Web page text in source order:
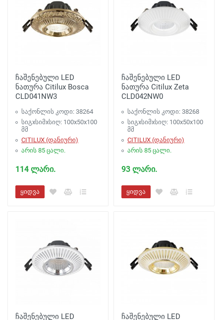
ჩაშენებული LED
ნათურა Citilux Bosca
CLD041NW3
საქონლის კოდი: 38264
სიგxსიმxსიღ: 100x50x100
მმ
CITILUX (დანიური)
არის 85 ცალი.
114 ლარი.
ყიდვა
ჩაშენებული LED
ნათურა Citilux Zeta
CLD042NW0
საქონლის კოდი: 38268
სიგxსიმxსიღ: 100x50x100
მმ
CITILUX (დანიური)
არის 85 ცალი.
93 ლარი.
ყიდვა
ჩაშენებული LED ჩაშენებული LED